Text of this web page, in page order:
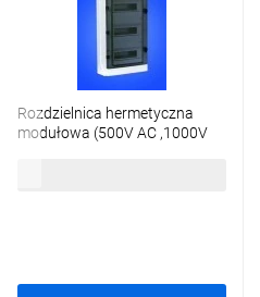
Rozdzielnica hermetyczna
modułowa (500V AC ,1000V